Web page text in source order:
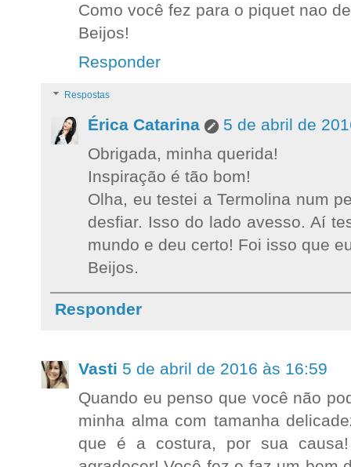
Como você fez para o piquet nao
Beijos!
Responder
Respostas
Érica Catarina
5 de abril de
Obrigada, minha querida!
Inspiração é tão bom!
Olha, eu testei a Termolina num
desfiar. Isso do lado avesso. Aí
mundo e deu certo! Foi isso que
Beijos.
Responder
Vasti 5 de abril de 2016 às 16:59
Quando eu penso que você não
minha alma com tamanha
que é a costura, por sua